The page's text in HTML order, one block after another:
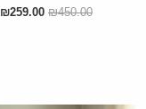
₪450.00
₪259.00